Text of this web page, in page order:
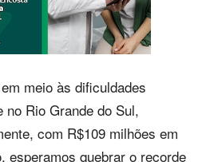
meio às dificuldades
Rio Grande do Sul,
com R$109 milhões em
esperamos quebrar o recorde